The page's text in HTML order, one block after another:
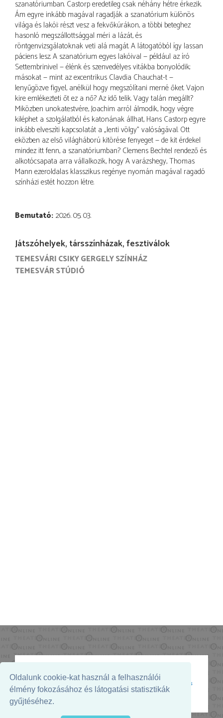
Oldalunk cookie-kat használ a felhasználói
élmény fokozásához és látogatási statisztikák
gyűjtéséhez.
szanatóriumban. Castorp eredetileg csak néhány hétre érkezik.
Ám egyre inkább magával ragadják a szanatórium különös
világa és lakói: részt vesz a fekvőkúrákon, a többi beteghez
hasonló megszállottsággal méri a lázát, és
röntgenvizsgálatoknak veti alá magát. A látogatóból így lassan
páciens lesz. A szanatórium egyes lakóival — például az író
Settembrinivel — élénk és szenvedélyes vitákba bonyolódik;
másokat — mint az excentrikus Clavdia Chauchat-t —
lenyűgözve figyel, anélkül hogy megszólítani merné őket. Vajon
kire emlékezteti őt ez a nő? Az idő telik. Vagy talán megállt?
Miközben unokatestvére, Joachim arról álmodik, hogy végre
kiléphet a szolgálatból és katonának állhat, Hans Castorp egyre
inkább elveszíti kapcsolatát a „lenti völgy” valóságával. Ott
eközben az első világháború kitörése fenyeget — de kit érdekel
mindez itt fenn, a szanatóriumban? Clemens Bechtel rendező és
alkotócsapata arra vállalkozik, hogy A varázshegy, Thomas
Mann ezeroldalas klasszikus regénye nyomán magával ragadó
színházi estét hozzon létre.
Bemutató 2026. 05. 03.
Játszóhelyek, társszínházak, fesztiválok
TEMESVÁRI CSIKY GERGELY SZÍNHÁZ
TEMESVÁR STÚDIÓ
Az oldal megjelenését támogatja: